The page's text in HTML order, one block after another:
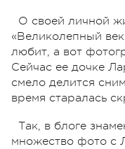
О своей личной
«Великолепный
любит, а вот
Сейчас ее дочке
смело делится
время старалась
Так, в блоге
множество фото с